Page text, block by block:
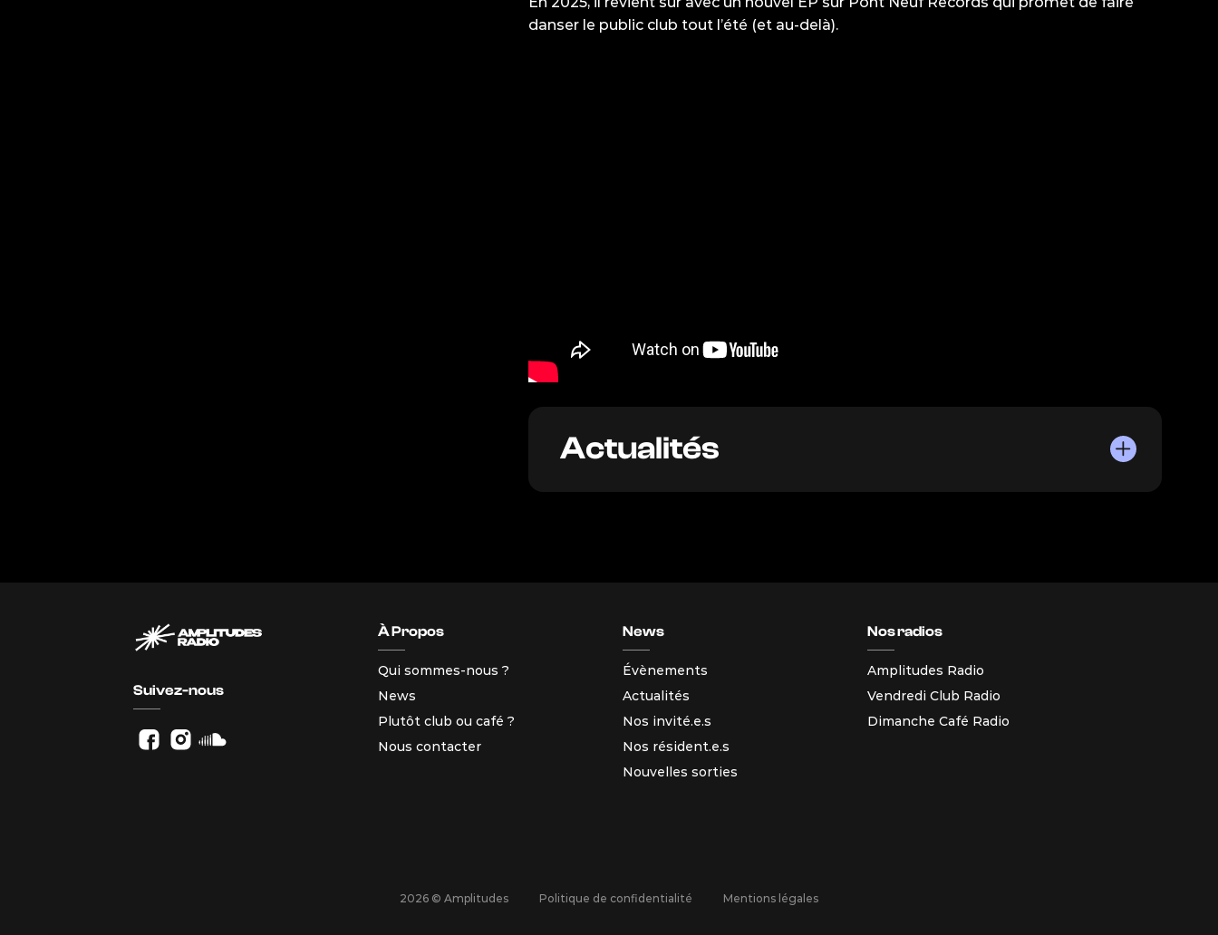
danser le public club tout l’été (et au-delà).
Actualités
Suivez-nous
À Propos
Qui sommes-nous ?
News
Plutôt club ou café ?
Nous contacter
News
Évènements
Actualités
Nos invité.e.s
Nos résident.e.s
Nouvelles sorties
Nos radios
Amplitudes Radio
Vendredi Club Radio
Dimanche Café Radio
2026 © Amplitudes Politique de confidentialité Mentions légales